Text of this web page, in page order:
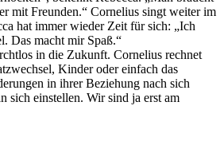
mit Freunden.“ Cornelius singt weiter im
hat immer wieder Zeit für sich: „Ich
Das macht mir Spaß.“
in die Zukunft. Cornelius rechnet
Kinder oder einfach das
in ihrer Beziehung nach sich
sich einstellen. Wir sind ja erst am